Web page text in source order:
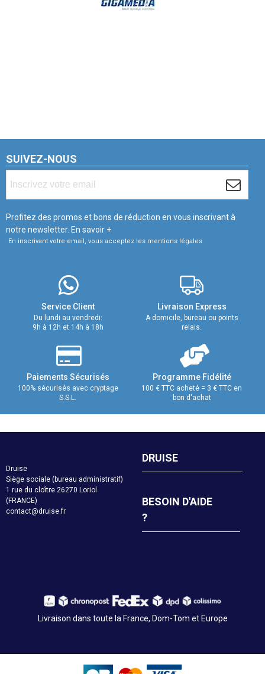
SUIVEZ-NOUS
Profitez des promos et bons de réduction en vous inscrivant à
notre newsletter. En savoir +
En inscrivant votre email, vous acceptez les mentions légales
Service Client
Du lundi au vendredi:
9h à 12h et 14h à 18h
Livraison Express
A domicile, bureau ou points
relais.
Paiements Sécurisés
100% sécurisés avec cryptage
S.S.L.
Programme Fidélité
100 € TTC acheté = 3 € TTC en
bon d'achat
Druise
Siège sociale (bureau administratif)
1 rue du cloître 26270 Loriol
(FRANCE)
contact@druise.fr
DRUISE
BESOIN D'AIDE
?
Livraison dans toute la France, Dom-Tom et Europe